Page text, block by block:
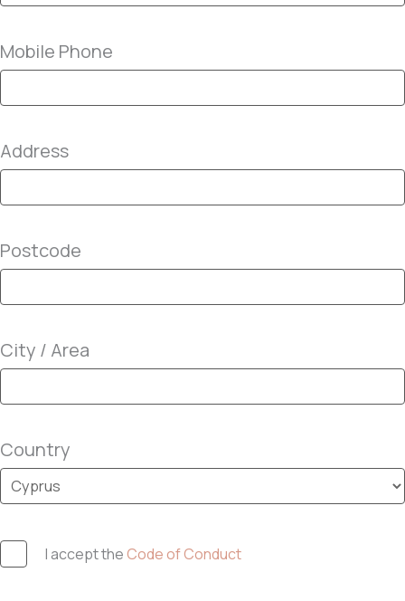
Mobile Phone
Address
Postcode
City / Area
Country
I accept the Code of Conduct